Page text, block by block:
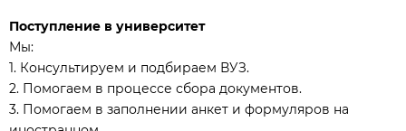
Поступление в университет
Мы:
1. Консультируем и подбираем ВУЗ.
2. Помогаем в процессе сбора документов.
3. Помогаем в заполнении анкет и формуляров на